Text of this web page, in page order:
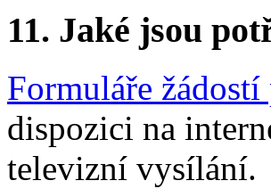
11. Jaké jsou
Formuláře
dispozici na
televizní vysílání.